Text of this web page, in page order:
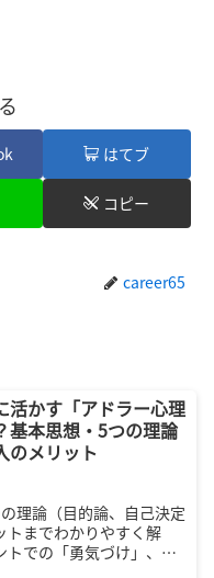
はてブ
コピー
career65
活かす「アドラー心理
基本思想・5つの理論
のメリット
理論（目的論、自己決定
トまでわかりやすく解
での「勇気づけ」、人